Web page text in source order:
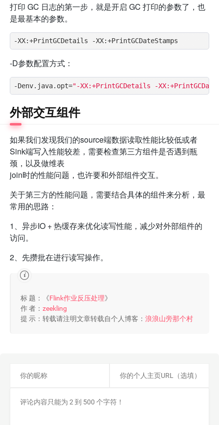
打印 GC 日志的第一步，就是开启 GC 打印的参数了，也
是最基本的参数。
-D参数配置方式：
-Denv.java.opt="-XX:+PrintGCDetails -
外部交互组件
如果我们发现我们的source端数据读取性能比较低或者
Sink端写入性能较差，需要检查第三方组件是否遇到瓶
颈，以及做维表
join时的性能问题，也许要和外部组件交互。
关于第三方的性能问题，需要结合具体的组件来分析，最
常用的思路：
1、异步IO + 热缓存来优化读写性能，减少对外部组件的
访问。
2、先攒批在进行读写操作。
标 题：《Flink作业反压处理》
作 者： zeekling
提 示：转载请注明文章转载自个人博客： 浪浪山旁那个村